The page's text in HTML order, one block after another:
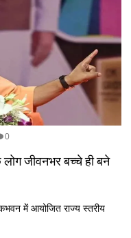
0
जीवनभर बच्चे ही बने
में आयोजित राज्य स्तरीय